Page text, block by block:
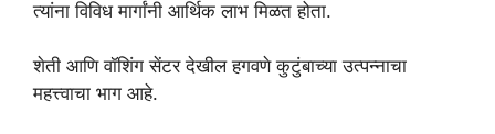
त्यांना विविध मार्गांनी आर्थिक लाभ मिळत होता.
शेती आणि वॉशिंग सेंटर देखील हगवणे कुटुंबाच्या उत्पन्नाचा
महत्त्वाचा भाग आहे.